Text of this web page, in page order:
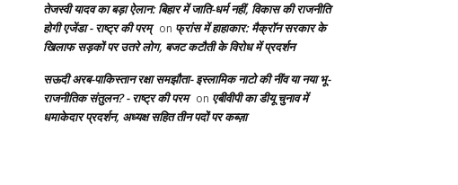
तेजस्वी यादव का बड़ा ऐलान: बिहार में जाति-धर्म नहीं, विकास की राजनीति
होगी एजेंडा - राष्ट्र की परम् on फ्रांस में हाहाकार: मैक्रॉन सरकार के
खिलाफ सड़कों पर उतरे लोग, बजट कटौती के विरोध में प्रदर्शन
सऊदी अरब-पाकिस्तान रक्षा समझौता- इस्लामिक नाटो की नींव या नया भू-
राजनीतिक संतुलन? - राष्ट्र की परम on एबीवीपी का डीयू चुनाव में
धमाकेदार प्रदर्शन, अध्यक्ष सहित तीन पदों पर कब्ज़ा